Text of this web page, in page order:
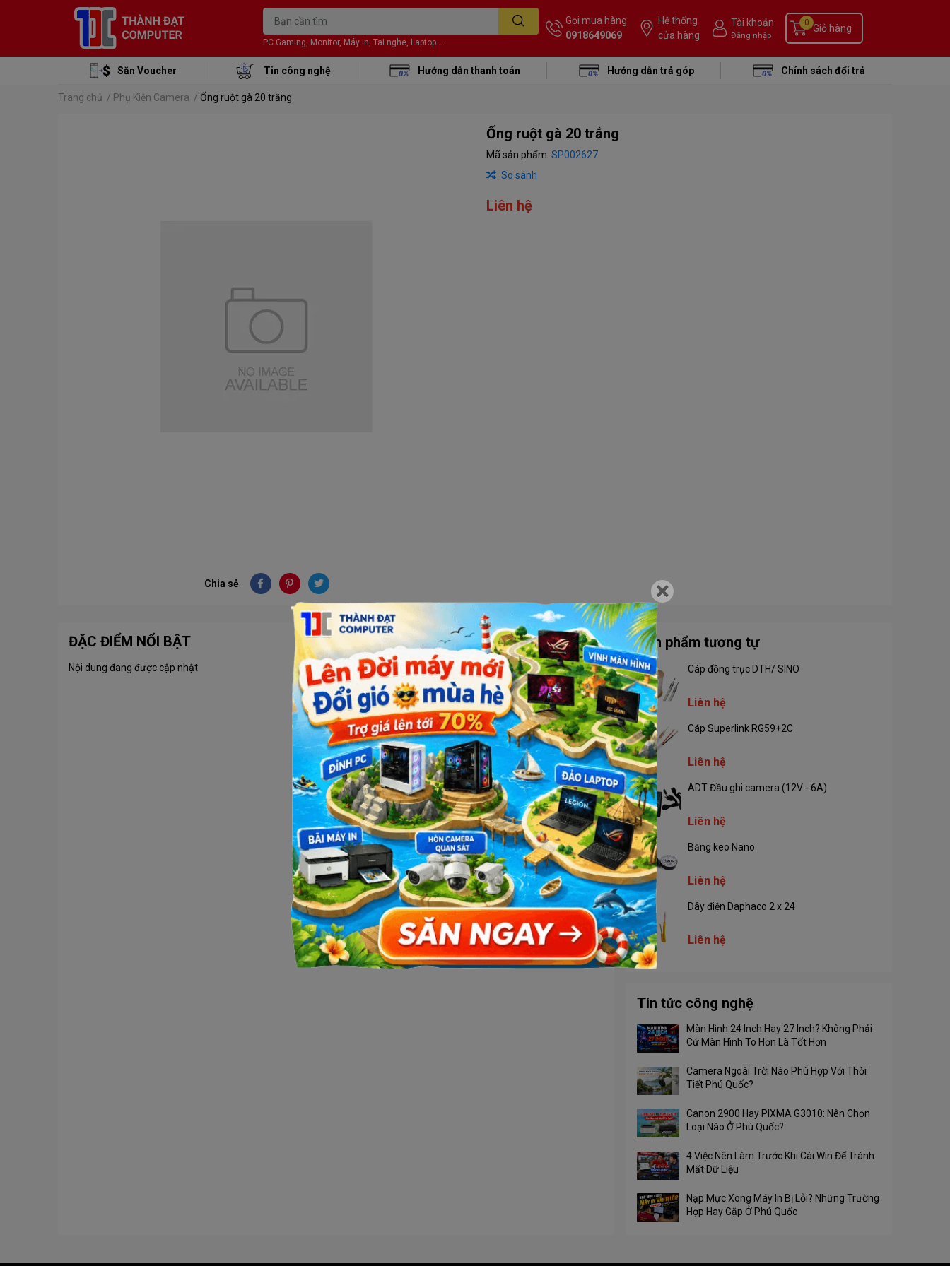
PC Gaming, Monitor, Máy in, Tai nghe, Laptop ...
Gọi mua hàng
0918649069
Hệ thống
cửa hàng
Tài khoản
Đăng nhập
Giỏ hàng
0
Săn Voucher Tin công nghệ Hướng dẫn thanh toán Hướng dẫn trả góp Chính sách đổi trả
Trang chủ / Phụ Kiện Camera / Ống ruột gà 20 trắng
Chia sẻ
Ống ruột gà 20 trắng
Mã sản phẩm: SP002627
So sánh
Liên hệ
ĐẶC ĐIỂM NỔI BẬT
Nội dung đang được cập nhật
Sản phẩm tương tự
Cáp đồng trục DTH/ SINO
Liên hệ
Cáp Superlink RG59+2C
Liên hệ
ADT Đầu ghi camera (12V - 6A)
Liên hệ
Băng keo Nano
Liên hệ
Dây điện Daphaco 2 x 24
Liên hệ
Tin tức công nghệ
Màn Hình 24 Inch Hay 27 Inch? Không Phải
Cứ Màn Hình To Hơn Là Tốt Hơn
Camera Ngoài Trời Nào Phù Hợp Với Thời
Tiết Phú Quốc?
Canon 2900 Hay PIXMA G3010: Nên Chọn
Loại Nào Ở Phú Quốc?
4 Việc Nên Làm Trước Khi Cài Win Để Tránh
Mất Dữ Liệu
Nạp Mực Xong Máy In Bị Lỗi? Những Trường
Hợp Hay Gặp Ở Phú Quốc